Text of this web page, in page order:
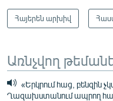
Հայերեն արխիվ
Առնչվող
«Երկրում հաց, բենզին
Ղազախստանում ապրող հայ